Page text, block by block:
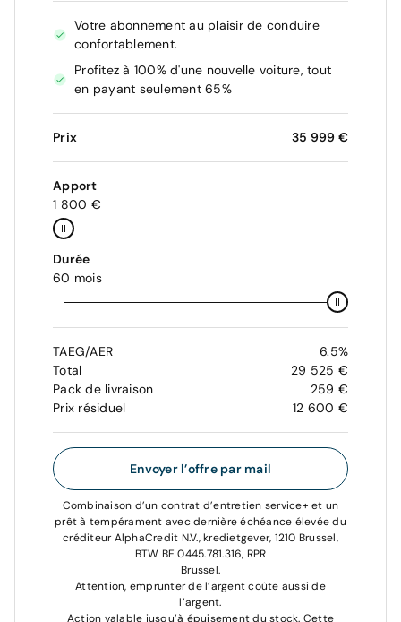
Votre abonnement au plaisir de conduire
confortablement.
Profitez à 100% d'une nouvelle voiture, tout
en payant seulement 65%
Prix 35 999 €
Apport
1 800 €
Durée
60 mois
TAEG/AER
6.5%
Total
29 525 €
Pack de livraison
259 €
Prix résiduel
12 600 €
Envoyer l’offre par mail
Combinaison d’un contrat d’entretien service+ et un
prêt à tempérament avec dernière échéance élevée du
créditeur AlphaCredit N.V., kredietgever, 1210 Brussel,
BTW BE 0445.781.316, RPR
Brussel.
Attention, emprunter de l’argent coûte aussi de
l’argent.
Action valable jusqu’à épuisement du stock. Cette